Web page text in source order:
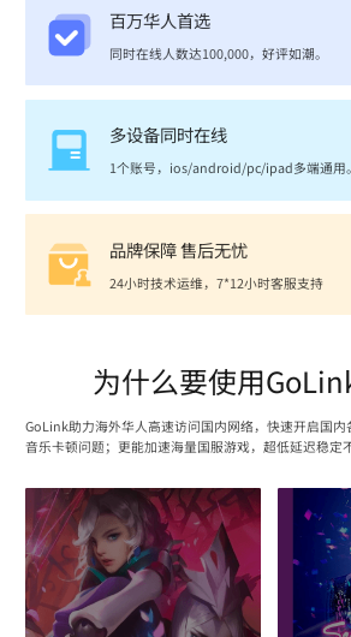
百万华人首选
同时在线人数达100,000，好评如潮。
多设备同时在线
1个账号，ios/android/pc/ipad多端通用。
品牌保障 售后无忧
24小时技术运维，7*12小时客服支持
为什么要使用
GoLink助力海外华人高速访问国内网络，快速开启国内
音乐卡顿问题；更能加速海量国服游戏，超低延迟稳定